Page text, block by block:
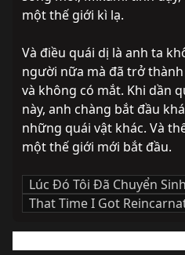
một thế giới kì lạ.
Và điều quái dị là anh ta
người nữa mà đã trở
và không có mắt. Khi dần
này, anh chàng bắt đầu
những quái vật khác. Và
một thế giới mới bắt đầu.
Lúc Đó Tôi Đã Chuyển
That Time I Got